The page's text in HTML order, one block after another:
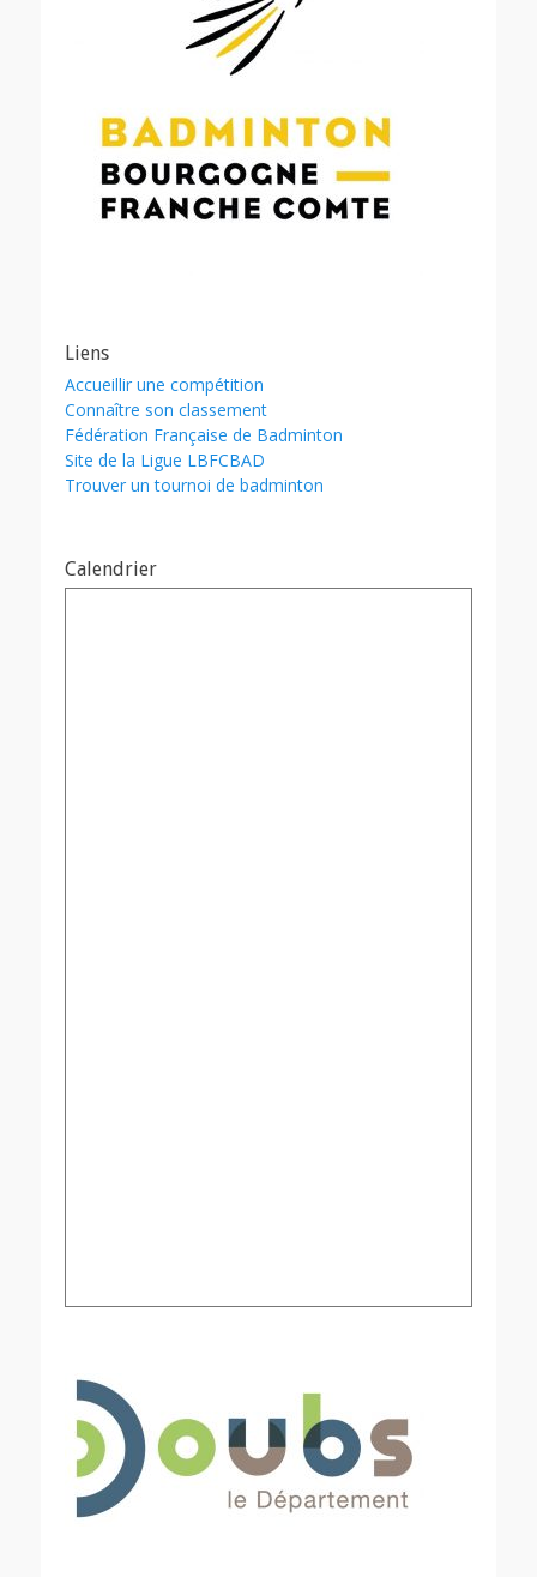
Liens
Accueillir une compétition
Connaître son classement
Fédération Française de Badminton
Site de la Ligue LBFCBAD
Trouver un tournoi de badminton
Calendrier